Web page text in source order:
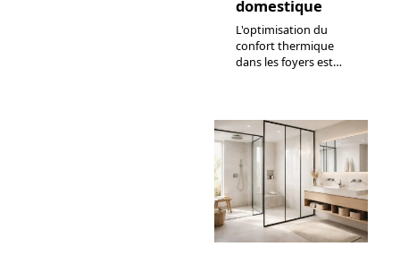
domestique
L'optimisation du
confort thermique
dans les foyers est…